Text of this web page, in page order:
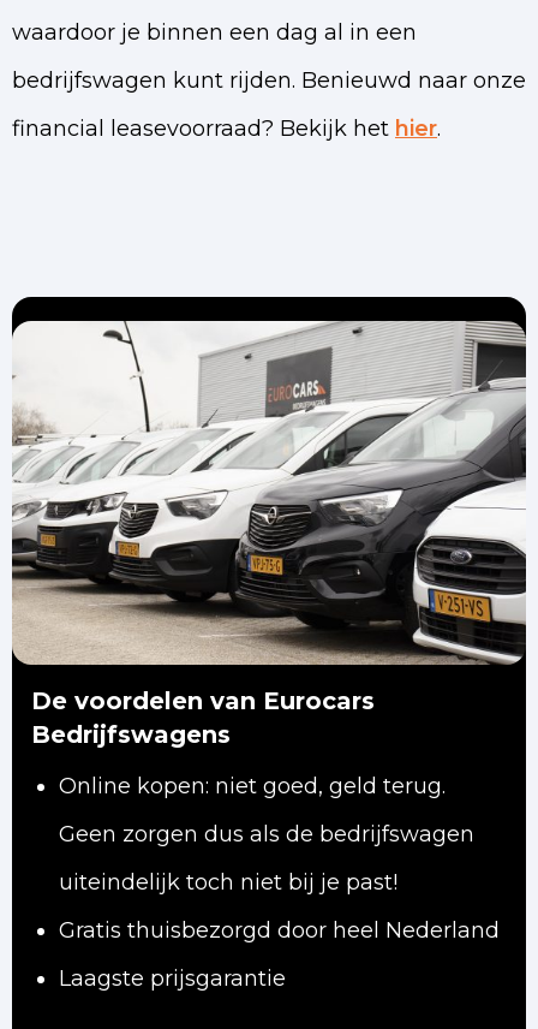
waardoor je binnen een dag al in een
bedrijfswagen kunt rijden. Benieuwd naar onze
financial leasevoorraad? Bekijk het hier.
De voordelen van Eurocars
Bedrijfswagens
Online kopen: niet goed, geld terug.
Geen zorgen dus als de bedrijfswagen
uiteindelijk toch niet bij je past!
Gratis thuisbezorgd door heel Nederland
Laagste prijsgarantie